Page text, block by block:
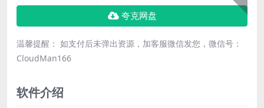
夸克网盘
温馨提醒： 如支付后未弹出资源，加客服微信发您，微信号：
CloudMan166
软件介绍